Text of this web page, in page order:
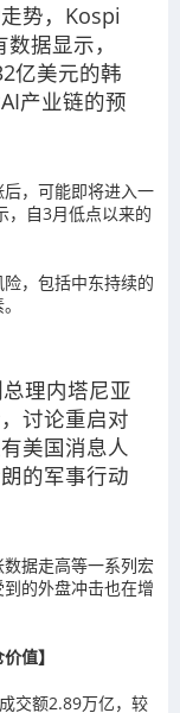
势，Kospi
据显示，
亿美元的韩
产业链的预
，可能即将进入一
，自3月低点以来的
，包括中东持续的
理内塔尼亚
讨论重启对
美国消息人
的军事行动
据走高等一系列宏
的外盘冲击也在增
值】
交额2.89万亿，较